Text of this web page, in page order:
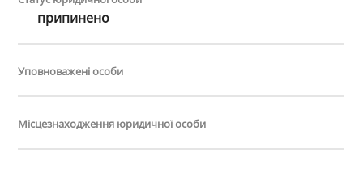
припинено
Уповноважені особи
Місцезнаходження юридичної особи